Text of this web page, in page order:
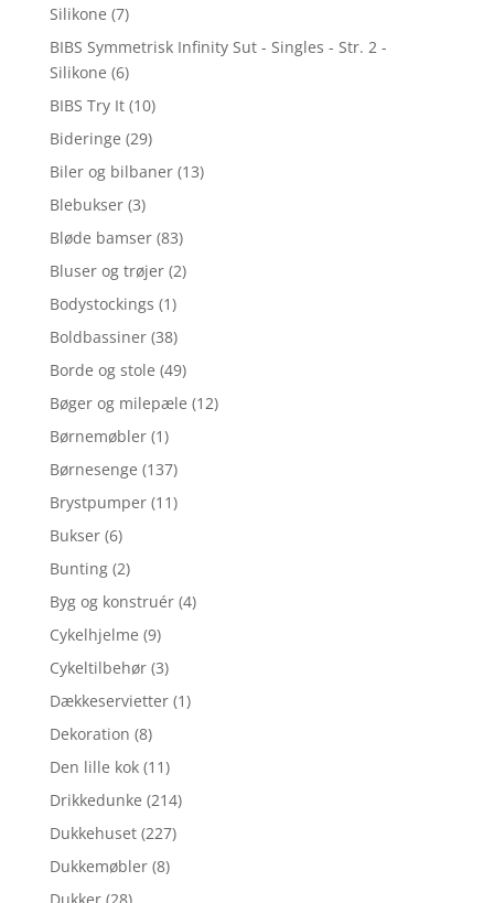
Silikone (7)
BIBS Symmetrisk Infinity Sut - Singles - Str. 2 -
Silikone (6)
BIBS Try It (10)
Bideringe (29)
Biler og bilbaner (13)
Blebukser (3)
Bløde bamser (83)
Bluser og trøjer (2)
Bodystockings (1)
Boldbassiner (38)
Borde og stole (49)
Bøger og milepæle (12)
Børnemøbler (1)
Børnesenge (137)
Brystpumper (11)
Bukser (6)
Bunting (2)
Byg og konstruér (4)
Cykelhjelme (9)
Cykeltilbehør (3)
Dækkeservietter (1)
Dekoration (8)
Den lille kok (11)
Drikkedunke (214)
Dukkehuset (227)
Dukkemøbler (8)